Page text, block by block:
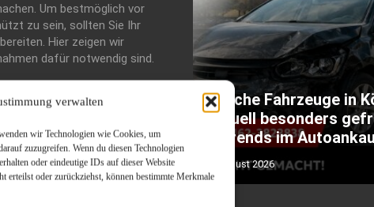
verwalten
wir Technologien wie Cookies, um
zuzugreifen. Wenn du diesen Technologien
oder eindeutige IDs auf dieser Website
erteilst oder zurückziehst, können bestimmte Merkmale
Um bestmöglich vor
zu sein, sollten Sie Ihr
Hier zeigen wir
dafür notwendig sind.
Welche Fahrzeuge in
aktuell besonders
– Trends im
8. August 2026